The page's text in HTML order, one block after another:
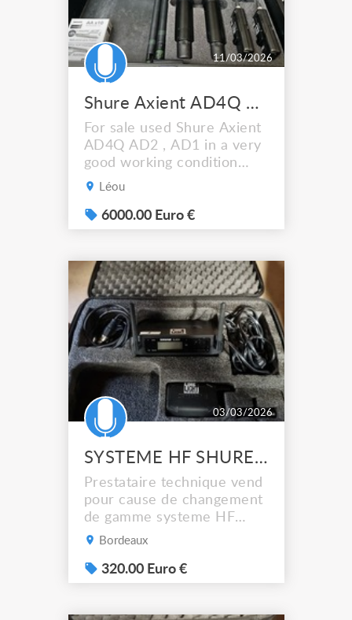
11/03/2026
Shure Axient AD4Q AD2 AD1
For sale used Shure Axient
AD4Q AD2 , AD1 in a very
good working condition
come with Clamps,
Léou
6000.00 Euro €
03/03/2026
SYSTEME HF SHURE GLXD4 POCKET
Prestataire technique vend
pour cause de changement
de gamme systeme HF
GLXD4 + pocket Matériel
parfaitement Le lot
comprend : Recepteur
Bordeaux
320.00 Euro €